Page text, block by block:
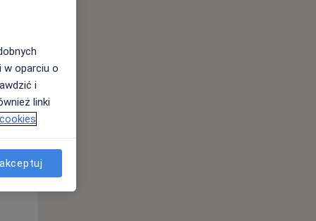
Pon,
10 Sie
w oparciu o
i
linki